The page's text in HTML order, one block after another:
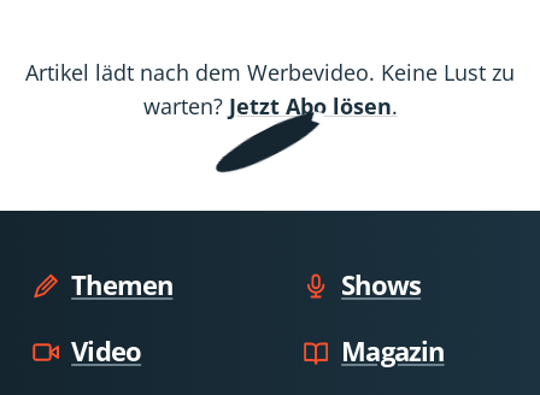
Artikel lädt nach dem Werbevideo. Keine Lust zu
warten? Jetzt Abo lösen.
Themen
Shows
Video
Magazin